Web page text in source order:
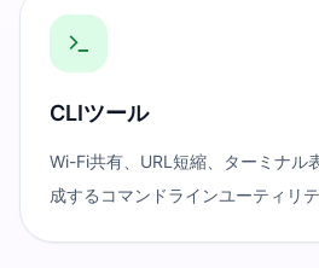
CLIツール
Wi-Fi共有、URL短縮、ターミナル
成するコマンドラインユーティリ